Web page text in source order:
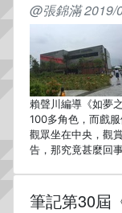
@張錦滿 2019/
賴聲川編導《如夢
100多角色，而戲
觀眾坐在中央，觀
告，那究竟甚麼回
筆記第30屆